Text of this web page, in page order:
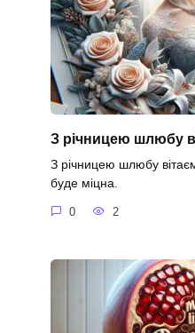
З річницею шлюбу
З річницею шлюбу
буде міцна.
0 2